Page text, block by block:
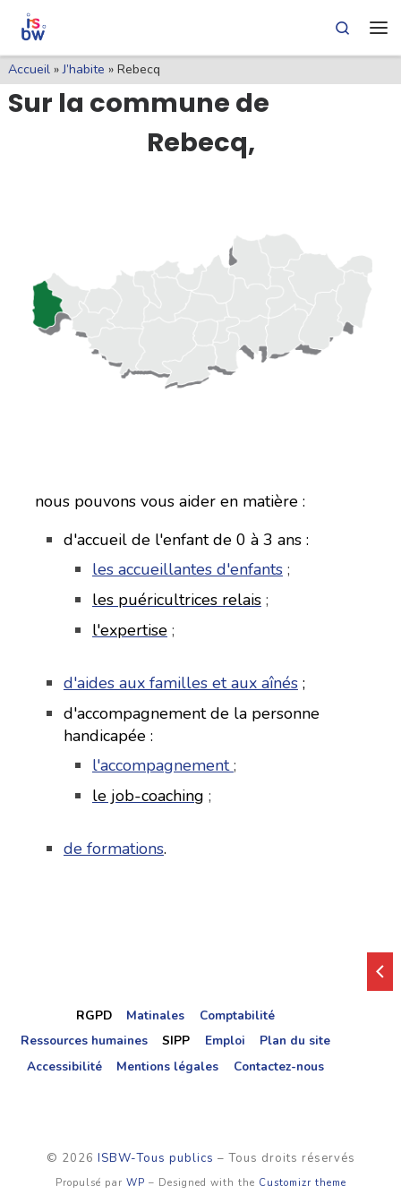
Skip to content
Search
Accueil » J’habite » Rebecq
Sur la commune de
Rebecq,
nous pouvons vous aider en matière :
d'accueil de l'enfant de 0 à 3 ans :
les accueillantes d'enfants;
les puéricultrices relais;
l'expertise;
d'aides aux familles et aux aînés;
d'accompagnement de la personne
handicapée :
l'accompagnement;
le job-coaching ;
de formations.
RGPD Matinales
Comptabilité
Ressources humaines
SIPP Emploi
Plan du site
Accessibilité
Mentions légales Contactez-nous
© 2026 ISBW-Tous publics – Tous droits réservés
Propulsé par WP – Designed with the Customizr theme